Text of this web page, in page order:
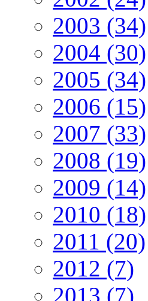
2003 (34)
2004 (30)
2005 (34)
2006 (15)
2007 (33)
2008 (19)
2009 (14)
2010 (18)
2011 (20)
2012 (7)
2013 (7)